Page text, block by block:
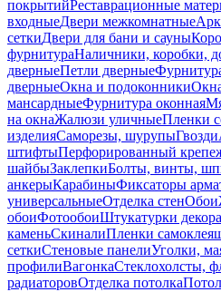
покрытийРеставрационные
входныеДвери межкомнатные
сеткиДвери для бани и сауны
фурнитураНаличники, коробки,
дверныеПетли дверные
дверныеОкна и подоконники
мансардныеФурнитура оконная
на окнаЖалюзи уличныеПленки
изделияСаморезы, шурупыГвозди
штифтыПерфорированный
шайбыЗаклепкиБолты, винты,
анкерыКарабиныФиксаторы
универсальныеОтделка стенОбои
обоиФотообоиШтукатурки
каменьСкиналиПленки
сеткиСтеновые панелиУголки,
профилиВагонкаСтеклохолсты,
радиаторовОтделка потолка